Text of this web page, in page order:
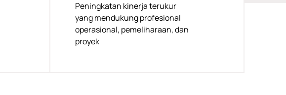
Peningkatan kinerja terukur
yang mendukung profesional
operasional, pemeliharaan, dan
proyek